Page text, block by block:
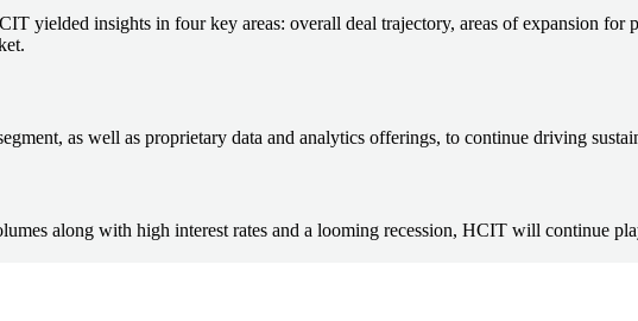
yielded insights in four key areas: overall deal trajectory, areas of expansion for
as well as proprietary data and analytics offerings, to continue driving
along with high interest rates and a looming recession, HCIT will continue